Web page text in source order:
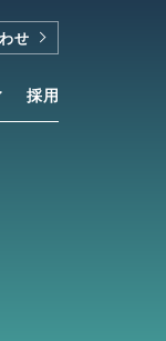
採用
せ